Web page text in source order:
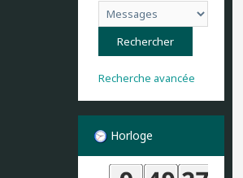
Recherche avancée
Horloge